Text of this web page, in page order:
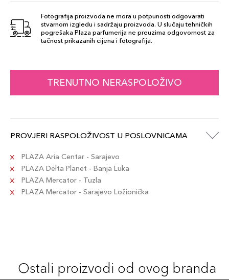
Fotografija proizvoda ne mora u potpunosti odgovarati
stvarnom izgledu i sadržaju proizvoda. U slučaju tehničkih
pogrešaka Plaza parfumerija ne preuzima odgovornost za
tačnost prikazanih cijena i fotografija.
TRENUTNO NERASPOLOŽIVO
PROVJERI RASPOLOŽIVOST U POSLOVNICAMA
PLAZA Aria Centar - Sarajevo
PLAZA Delta Planet - Banja Luka
PLAZA Mercator - Tuzla
PLAZA Mercator - Sarajevo Ložionička
Ostali proizvodi od ovog branda